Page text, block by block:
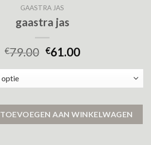
GAASTRA JAS
gaastra jas
€79.00 €61.00
TOEVOEGEN AAN WINKELWAGEN